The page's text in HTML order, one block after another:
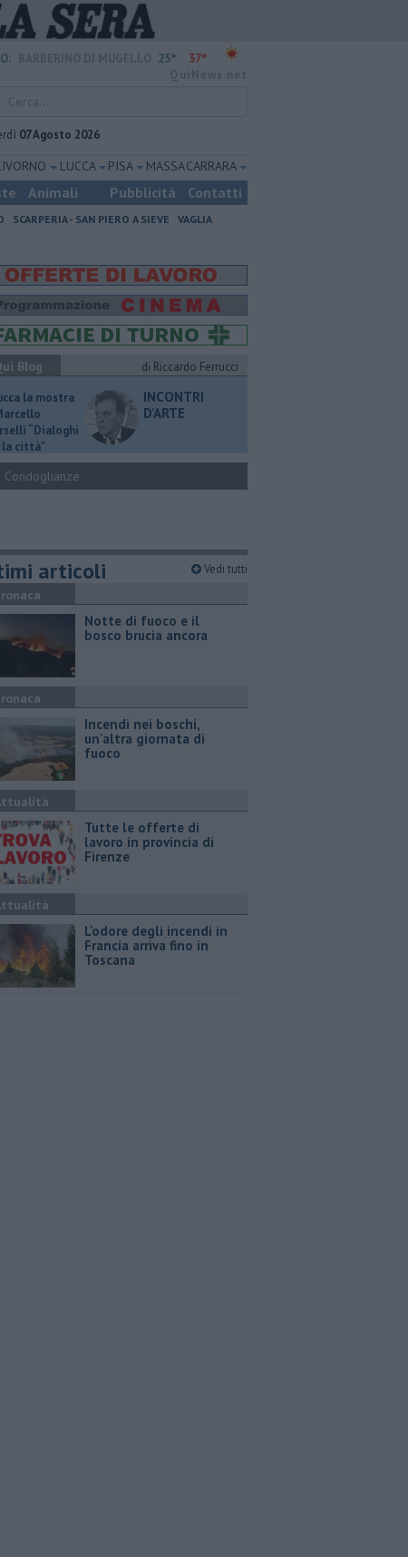
25° 37°
07 Agosto 2026
LUCCA PISA MASSA CARRARA
Animali Pubblicità Contatti
SCARPERIA - SAN PIERO A SIEVE
VAGLIA
Blog
di Riccardo Ferrucci
la mostra
“Dialoghi
la città"
INCONTRI
D'ARTE
Condoglianze
articoli Vedi tutti
Notte di fuoco e il
bosco brucia ancora
Incendi nei boschi,
un'altra giornata di
fuoco
​Tutte le offerte di
lavoro in provincia di
Firenze
L'odore degli incendi in
Francia arriva fino in
Toscana